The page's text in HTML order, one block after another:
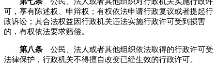
可，享有陈述权、申辩权；有权依法申请行政复议或者提起行
政诉讼；其合法权益因行政机关违法实施行政许可受到损害
的，有权依法要求赔偿。
第八条 公民、法人或者其他组织依法取得的行政许可受
法律保护，行政机关不得擅自改变已经生效的行政许可。